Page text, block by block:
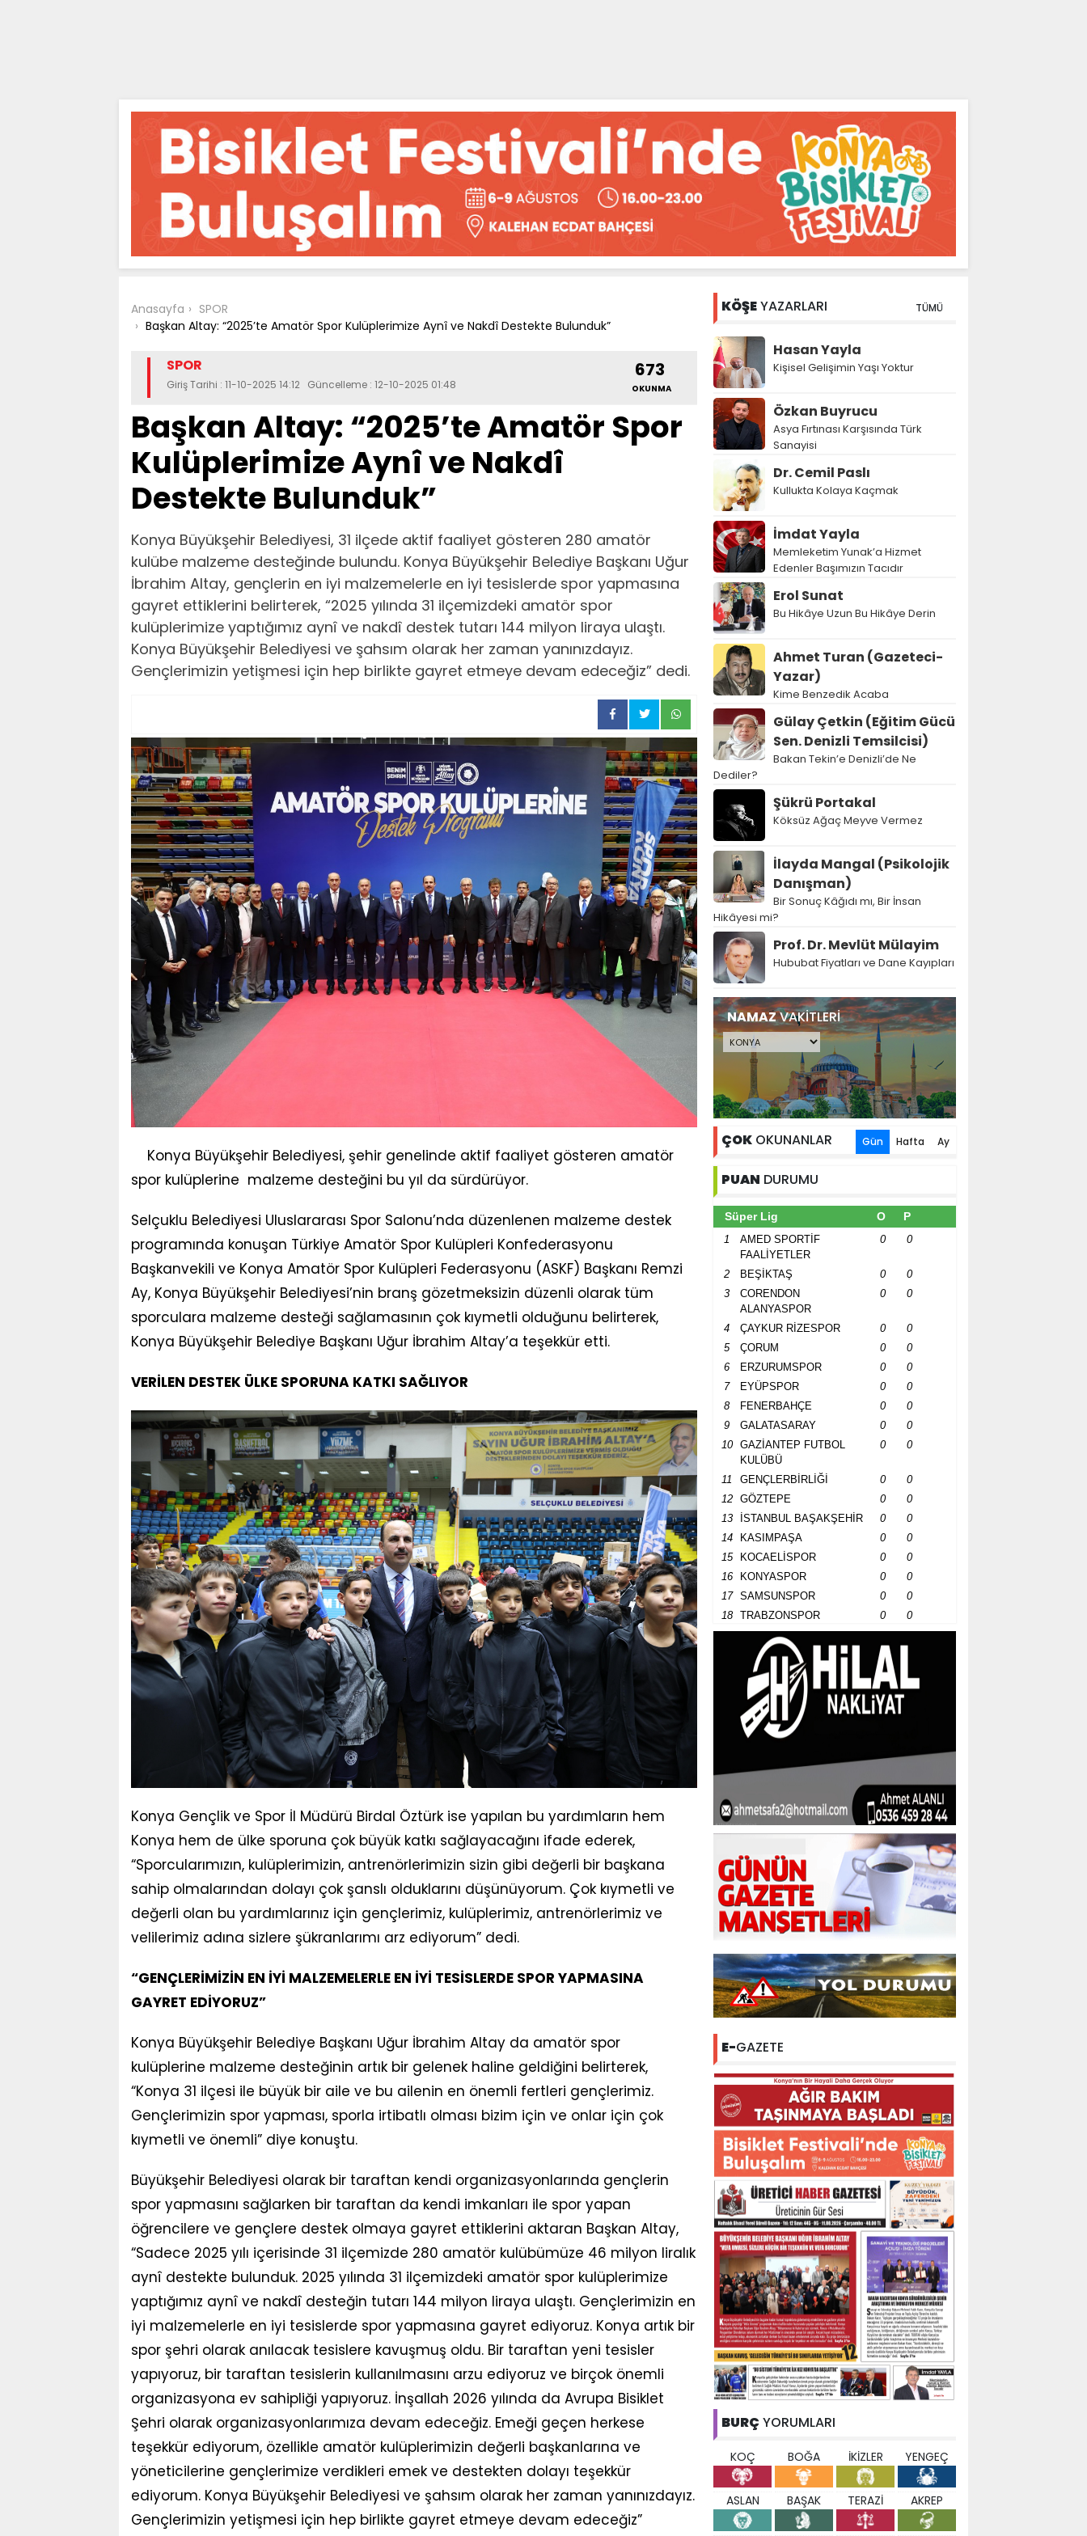
Anasayfa
SPOR
Başkan Altay: “2025’te Amatör Spor Kulüplerimize Aynî ve Nakdî Destekte Bulunduk”
SPOR
Giriş Tarihi : 11-10-2025 14:12 Güncelleme : 12-10-2025 01:48
673
OKUNMA
Başkan Altay: “2025’te Amatör Spor
Kulüplerimize Aynî ve Nakdî
Destekte Bulunduk”
Konya Büyükşehir Belediyesi, 31 ilçede aktif faaliyet gösteren 280 amatör
kulübe malzeme desteğinde bulundu. Konya Büyükşehir Belediye Başkanı Uğur
İbrahim Altay, gençlerin en iyi malzemelerle en iyi tesislerde spor yapmasına
gayret ettiklerini belirterek, “2025 yılında 31 ilçemizdeki amatör spor
kulüplerimize yaptığımız aynî ve nakdî destek tutarı 144 milyon liraya ulaştı.
Konya Büyükşehir Belediyesi ve şahsım olarak her zaman yanınızdayız.
Gençlerimizin yetişmesi için hep birlikte gayret etmeye devam edeceğiz” dedi.
Konya Büyükşehir Belediyesi, şehir genelinde aktif faaliyet gösteren amatör
spor kulüplerine malzeme desteğini bu yıl da sürdürüyor.
Selçuklu Belediyesi Uluslararası Spor Salonu’nda düzenlenen malzeme destek
programında konuşan Türkiye Amatör Spor Kulüpleri Konfederasyonu
Başkanvekili ve Konya Amatör Spor Kulüpleri Federasyonu (ASKF) Başkanı Remzi
Ay, Konya Büyükşehir Belediyesi’nin branş gözetmeksizin düzenli olarak tüm
sporculara malzeme desteği sağlamasının çok kıymetli olduğunu belirterek,
Konya Büyükşehir Belediye Başkanı Uğur İbrahim Altay’a teşekkür etti.
VERİLEN DESTEK ÜLKE SPORUNA KATKI SAĞLIYOR
Konya Gençlik ve Spor İl Müdürü Birdal Öztürk ise yapılan bu yardımların hem
Konya hem de ülke sporuna çok büyük katkı sağlayacağını ifade ederek,
“Sporcularımızın, kulüplerimizin, antrenörlerimizin sizin gibi değerli bir başkana
sahip olmalarından dolayı çok şanslı olduklarını düşünüyorum. Çok kıymetli ve
değerli olan bu yardımlarınız için gençlerimiz, kulüplerimiz, antrenörlerimiz ve
velilerimiz adına sizlere şükranlarımı arz ediyorum” dedi.
“GENÇLERİMİZİN EN İYİ MALZEMELERLE EN İYİ TESİSLERDE SPOR YAPMASINA
GAYRET EDİYORUZ”
Konya Büyükşehir Belediye Başkanı Uğur İbrahim Altay da amatör spor
kulüplerine malzeme desteğinin artık bir gelenek haline geldiğini belirterek,
“Konya 31 ilçesi ile büyük bir aile ve bu ailenin en önemli fertleri gençlerimiz.
Gençlerimizin spor yapması, sporla irtibatlı olması bizim için ve onlar için çok
kıymetli ve önemli” diye konuştu.
Büyükşehir Belediyesi olarak bir taraftan kendi organizasyonlarında gençlerin
spor yapmasını sağlarken bir taraftan da kendi imkanları ile spor yapan
öğrencilere ve gençlere destek olmaya gayret ettiklerini aktaran Başkan Altay,
“Sadece 2025 yılı içerisinde 31 ilçemizde 280 amatör kulübümüze 46 milyon liralık
aynî destekte bulunduk. 2025 yılında 31 ilçemizdeki amatör spor kulüplerimize
yaptığımız aynî ve nakdî desteğin tutarı 144 milyon liraya ulaştı. Gençlerimizin en
iyi malzemelerle en iyi tesislerde spor yapmasına gayret ediyoruz. Konya artık bir
spor şehri olarak anılacak tesislere kavuşmuş oldu. Bir taraftan yeni tesisler
yapıyoruz, bir taraftan tesislerin kullanılmasını arzu ediyoruz ve birçok önemli
organizasyona ev sahipliği yapıyoruz. İnşallah 2026 yılında da Avrupa Bisiklet
Şehri olarak organizasyonlarımıza devam edeceğiz. Emeği geçen herkese
teşekkür ediyorum, özellikle amatör kulüplerimizin değerli başkanlarına ve
yöneticilerine gençlerimize verdikleri emek ve destekten dolayı teşekkür
ediyorum. Konya Büyükşehir Belediyesi ve şahsım olarak her zaman yanınızdayız.
Gençlerimizin yetişmesi için hep birlikte gayret etmeye devam edeceğiz”
KÖŞEYAZARLARI TÜMÜ
Hasan Yayla
Kişisel Gelişimin Yaşı Yoktur
Özkan Buyrucu
Asya Fırtınası Karşısında Türk
Sanayisi
Dr. Cemil Paslı
Kullukta Kolaya Kaçmak
İmdat Yayla
Memleketim Yunak’a Hizmet
Edenler Başımızın Tacıdır
Erol Sunat
Bu Hikâye Uzun Bu Hikâye Derin
Ahmet Turan (Gazeteci-
Yazar)
Kime Benzedik Acaba
Gülay Çetkin (Eğitim Gücü
Sen. Denizli Temsilcisi)
Bakan Tekin’e Denizli’de Ne
Dediler?
Şükrü Portakal
Köksüz Ağaç Meyve Vermez
İlayda Mangal (Psikolojik
Danışman)
Bir Sonuç Kâğıdı mı, Bir İnsan
Hikâyesi mi?
Prof. Dr. Mevlüt Mülayim
Hububat Fiyatları ve Dane Kayıpları
NAMAZVAKİTLERİ
ÇOK OKUNANLAR Gün Hafta Ay
PUAN DURUMU
Süper Lig O P
1
AMED SPORTİF
FAALİYETLER
0 0
2 BEŞİKTAŞ 0
0
3
CORENDON
ALANYASPOR
0 0
4 ÇAYKUR RİZESPOR 0
0
5
ÇORUM 0
0
6
ERZURUMSPOR 0
0
7
EYÜPSPOR 0
0
8
FENERBAHÇE 0
0
9
GALATASARAY 0
0
10
GAZİANTEP FUTBOL
KULÜBÜ
0 0
11 GENÇLERBİRLİĞİ 0
0
12
GÖZTEPE 0
0
13
İSTANBUL BAŞAKŞEHİR 0
0
14
KASIMPAŞA 0
0
15
KOCAELİSPOR 0
0
16
KONYASPOR 0
0
17
SAMSUNSPOR 0
0
18
TRABZONSPOR 0 0
E-GAZETE
BURÇ YORUMLARI
KOÇ BOĞA İKİZLER YENGEÇ
ASLAN BAŞAK TERAZİ AKREP